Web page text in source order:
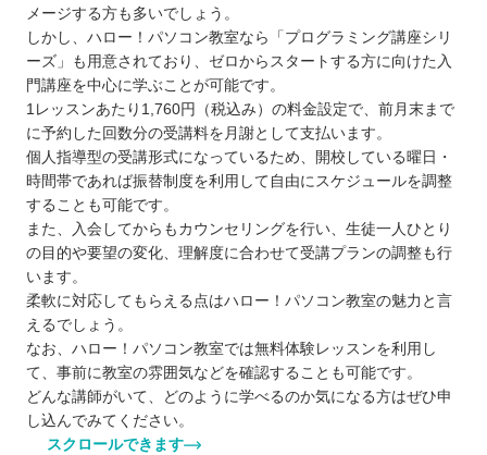
メージする方も多いでしょう。
しかし、ハロー！パソコン教室なら「プログラミング講座シリ
ーズ」も用意されており、ゼロからスタートする方に向けた入
門講座を中心に学ぶことが可能です。
1レッスンあたり1,760円（税込み）の料金設定で、前月末まで
に予約した回数分の受講料を月謝として支払います。
個人指導型の受講形式になっているため、開校している曜日・
時間帯であれば振替制度を利用して自由にスケジュールを調整
することも可能です。
また、入会してからもカウンセリングを行い、生徒一人ひとり
の目的や要望の変化、理解度に合わせて受講プランの調整も行
います。
柔軟に対応してもらえる点はハロー！パソコン教室の魅力と言
えるでしょう。
なお、ハロー！パソコン教室では無料体験レッスンを利用し
て、事前に教室の雰囲気などを確認することも可能です。
どんな講師がいて、どのように学べるのか気になる方はぜひ申
し込んでみてください。
スクロールできます